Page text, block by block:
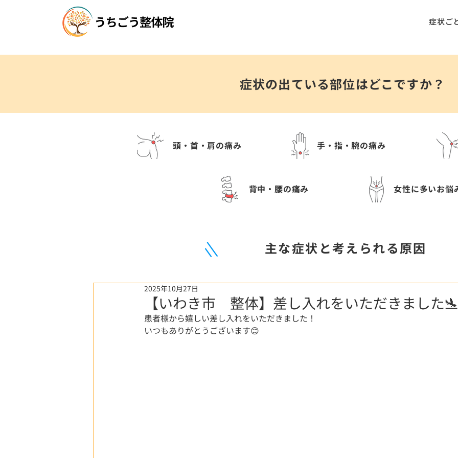
症状ご
症状の出ている部位はどこですか？
頭・首・肩の痛み 手・指・腕の痛み
背中・腰の痛み 女性に多いお悩
主な症状と考えられる原因
【いわき市 整体】差し入れをいただきました
2025年10月27日
患者様から嬉しい差し入れをいただきました！
いつもありがとうございます😊